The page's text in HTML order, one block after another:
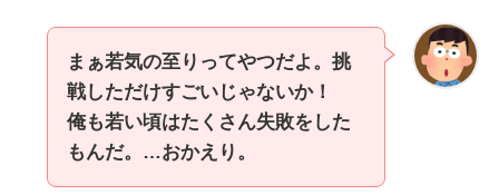
まぁ若気の至りってやつだよ。挑
戦しただけすごいじゃないか！
俺も若い頃はたくさん失敗をした
もんだ。…おかえり。